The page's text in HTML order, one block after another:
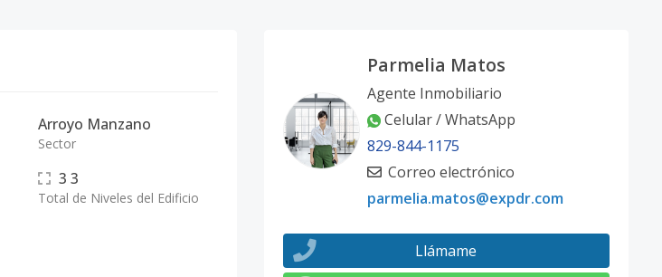
Arroyo Manzano
Sector
3 3
Total de Niveles del Edificio
Parmelia Matos
Agente Inmobiliario
Celular / WhatsApp
829-844-1175
Correo electrónico
parmelia.matos@expdr.com
Llámame